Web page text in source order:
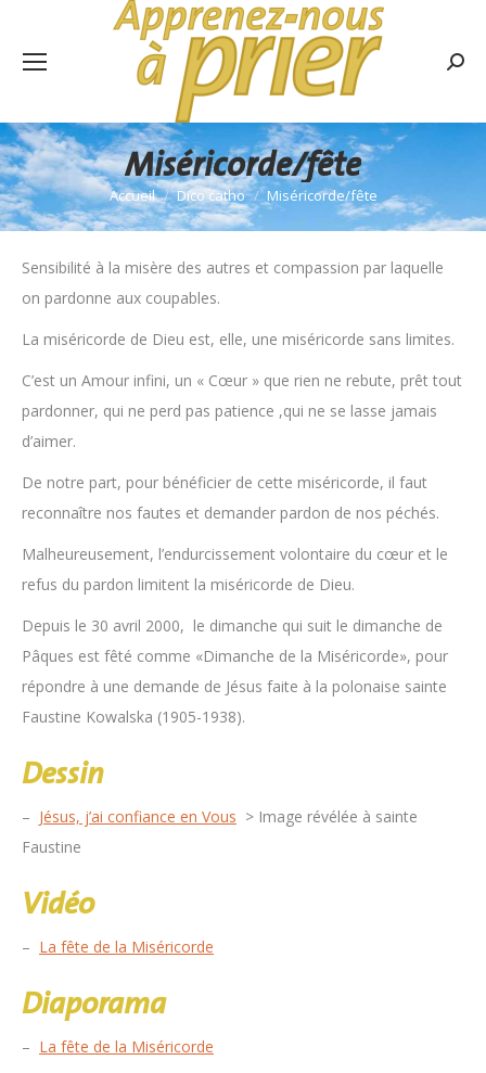
Miséricorde/fête
Vous êtes ici :
Accueil Dico catho Miséricorde/fête
Sensibilité à la misère des autres et compassion par laquelle
on pardonne aux coupables.
La miséricorde de Dieu est, elle, une miséricorde sans limites.
C’est un Amour infini, un « Cœur » que rien ne rebute, prêt tout
pardonner, qui ne perd pas patience ,qui ne se lasse jamais
d’aimer.
De notre part, pour bénéficier de cette miséricorde, il faut
reconnaître nos fautes et demander pardon de nos péchés.
Malheureusement, l’endurcissement volontaire du cœur et le
refus du pardon limitent la miséricorde de Dieu.
Depuis le 30 avril 2000, le dimanche qui suit le dimanche de
Pâques est fêté comme «Dimanche de la Miséricorde», pour
répondre à une demande de Jésus faite à la polonaise sainte
Faustine Kowalska (1905-1938).
Dessin
– Jésus, j’ai confiance en Vous > Image révélée à sainte
Faustine
Vidéo
– La fête de la Miséricorde
Diaporama
– La fête de la Miséricorde